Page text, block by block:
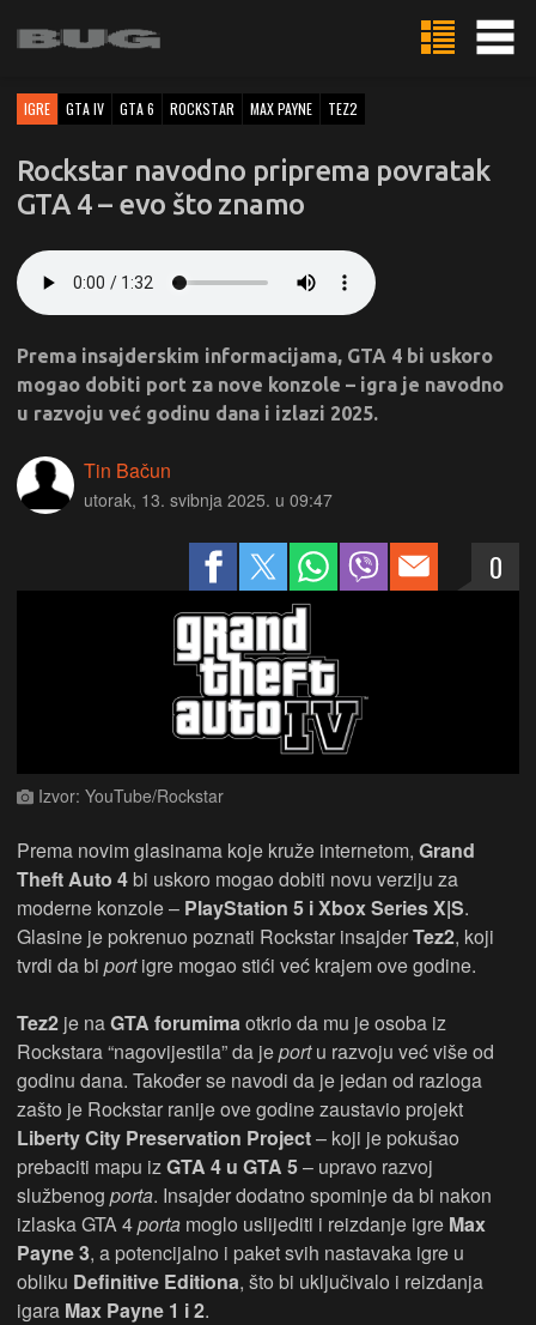
IGRE GTA IV GTA 6 ROCKSTAR MAX PAYNE TEZ2
Rockstar navodno priprema povratak
GTA 4 – evo što znamo
Prema insajderskim informacijama, GTA 4 bi uskoro
mogao dobiti port za nove konzole – igra je navodno
u razvoju već godinu dana i izlazi 2025.
Tin Bačun
utorak, 13. svibnja 2025. u 09:47
0
Izvor: YouTube/Rockstar
Prema novim glasinama koje kruže internetom, Grand
Theft Auto 4 bi uskoro mogao dobiti novu verziju za
moderne konzole – PlayStation 5 i Xbox Series X|S.
Glasine je pokrenuo poznati Rockstar insajderTez2, koji
tvrdi da bi portigre mogao stići već krajem ove godine.
Tez2 je naGTA forumima otkrio da mu je osoba iz
Rockstara “nagovijestila” da jeportu razvoju već više od
godinu dana. Također se navodi da je jedan od razloga
zašto je Rockstar ranije ove godine zaustavio projekt
Liberty City Preservation Project– koji je pokušao
prebaciti mapu iz GTA 4 u GTA 5– upravo razvoj
službenog porta. Insajder dodatno spominje da bi nakon
izlaska GTA 4porta moglo uslijediti i reizdanje igre Max
Payne 3, a potencijalno i paket svih nastavaka igre u
obliku Definitive Editiona, što bi uključivalo i reizdanja
igara Max Payne 1 i 2.